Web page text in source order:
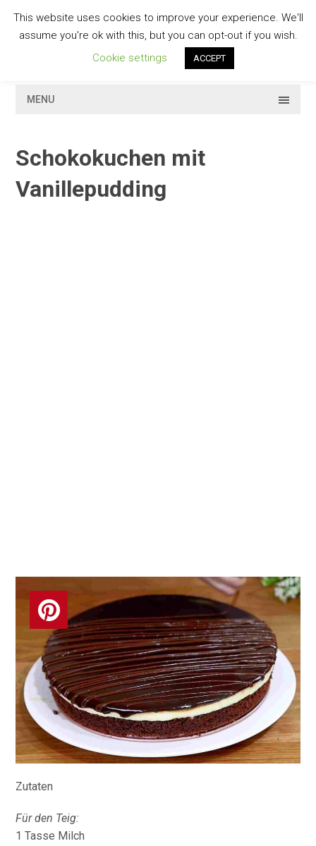
contentGESCHMACKVOLL
MENU
Schokokuchen mit
Vanillepudding
Zutaten
Für den Teig:
1 Tasse Milch
This website uses cookies to improve your experience. We'll
assume you're ok with this, but you can opt-out if you wish.
Cookie settings
ACCEPT